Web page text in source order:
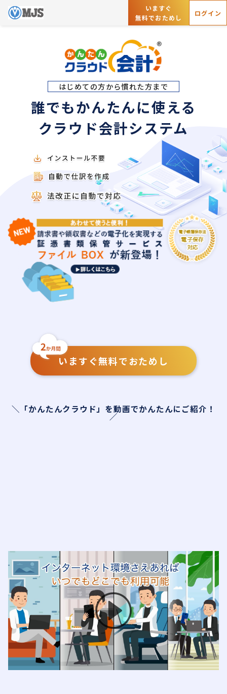
いますぐ
無料でおためし
ログイン
はじめての方から慣れた方まで
誰でもかんたんに使える
クラウド会計システム
いますぐ無料でおためし
＼「かんたんクラウド」を動画でかんたんにご紹介！
／